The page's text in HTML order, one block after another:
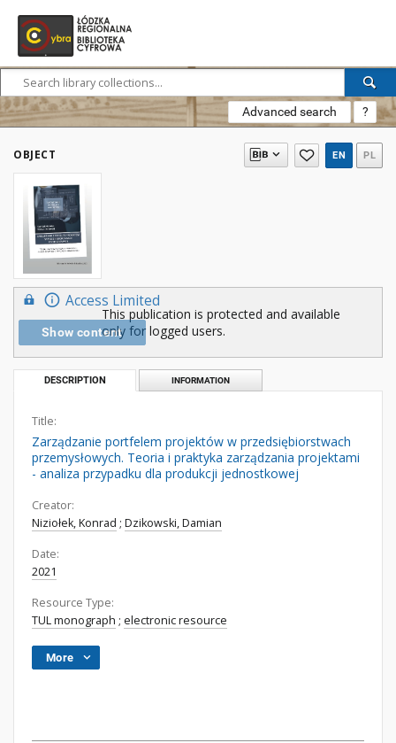
Advanced search ?
OBJECT EN PL
Access Limited
Show content
This publication is protected and available
only for logged users.
DESCRIPTION INFORMATION
Title:
Zarządzanie portfelem projektów w przedsiębiorstwach
przemysłowych. Teoria i praktyka zarządzania projektami
- analiza przypadku dla produkcji jednostkowej
Creator:
Niziołek, Konrad ; Dzikowski, Damian
Date:
2021
Resource Type:
TUL monograph ; electronic resource
More